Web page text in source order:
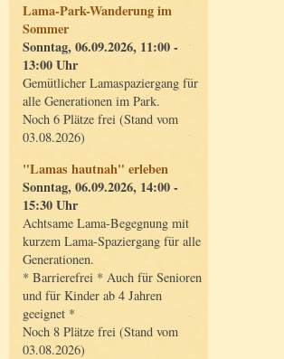
Lama-Park-Wanderung im
Sommer
Sonntag, 06.09.2026, 11:00 -
13:00 Uhr
Gemütlicher Lamaspaziergang für
alle Generationen im Park.
Noch 6 Plätze frei (Stand vom
03.08.2026)
"Lamas hautnah" erleben
Sonntag, 06.09.2026, 14:00 -
15:30 Uhr
Achtsame Lama-Begegnung mit
kurzem Lama-Spaziergang für alle
Generationen.
* Barrierefrei * Auch für Senioren
und für Kinder ab 4 Jahren
geeignet *
Noch 8 Plätze frei (Stand vom
03.08.2026)